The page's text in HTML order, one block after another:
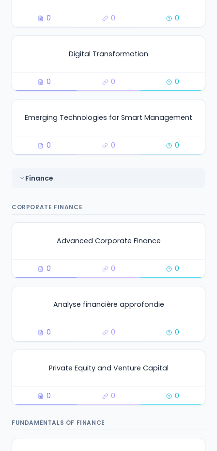
0 0 0
Digital Transformation
0 0 0
Emerging Technologies for Smart Management
0 0 0
Finance
CORPORATE FINANCE
Advanced Corporate Finance
0 0 0
Analyse financière approfondie
0 0 0
Private Equity and Venture Capital
0 0 0
FUNDAMENTALS OF FINANCE